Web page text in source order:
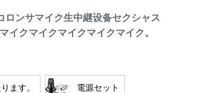
ンサマイク生中継设备セクシャス
イクマイクマイクマイクマイク。
ます。 電源セット